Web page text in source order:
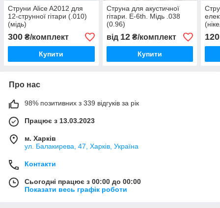
Струни Alice A2012 для
12-струнної гітари (.010)
(мідь)
300 ₴/комплект
Купити
Струна для акустичної
гітари. E-6th. Мідь .038
(0.96)
від 12₴/комплект
Купити
120
Про нас
98% позитивних з 339 відгуків за рік
Працює з 13.03.2023
м. Харків
ул. Балакирева, 47, Харків, Україна
Контакти
Сьогодні працює з 00:00 до 00:00
Показати весь графік роботи